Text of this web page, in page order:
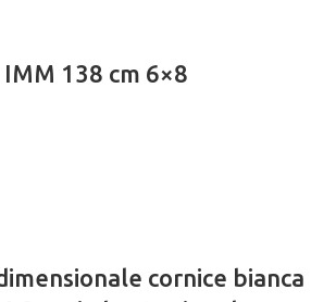
138 cm 6×8
cornice bianca